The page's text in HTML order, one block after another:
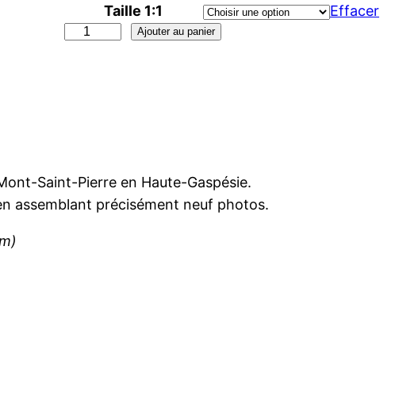
Taille 1:1
Effacer
é
d
Ajouter au panier
Saint-Pierre en Haute-Gaspésie.
assemblant précisément neuf photos.